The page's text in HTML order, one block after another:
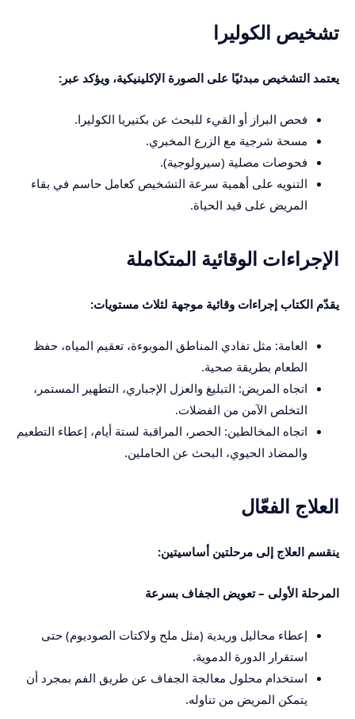
تشخيص الكوليرا
يعتمد التشخيص مبدئيًا على الصورة الإكلينيكية، ويؤكد عبر:
فحص البراز أو القيء للبحث عن بكتيريا الكوليرا.
مسحة شرجية مع الزرع المخبري.
فحوصات مصلية (سيرولوجية).
التنويه على أهمية سرعة التشخيص كعامل حاسم في بقاء
المريض على قيد الحياة.
الإجراءات الوقائية المتكاملة
يقدّم الكتاب إجراءات وقائية موجهة لثلاث مستويات:
العامة: مثل تفادي المناطق الموبوءة، تعقيم المياه، حفظ
الطعام بطريقة صحية.
اتجاه المريض: التبليغ والعزل الإجباري، التطهير المستمر،
التخلص الآمن من الفضلات.
اتجاه المخالطين: الحصر، المراقبة لستة أيام، إعطاء التطعيم
والمضاد الحيوي، البحث عن الحاملين.
العلاج الفعّال
ينقسم العلاج إلى مرحلتين أساسيتين:
المرحلة الأولى – تعويض الجفاف بسرعة
إعطاء محاليل وريدية (مثل ملح ولاكتات الصوديوم) حتى
استقرار الدورة الدموية.
استخدام محلول معالجة الجفاف عن طريق الفم بمجرد أن
يتمكن المريض من تناوله.